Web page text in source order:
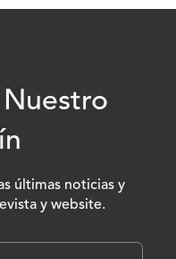
últimas noticias y
y website.